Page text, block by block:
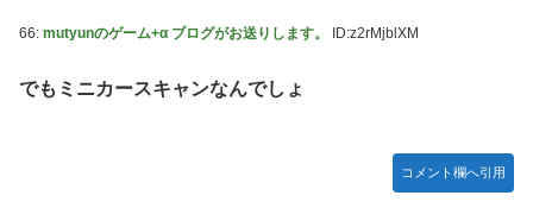
66: mutyunのゲーム+α ブログがお送りします。 ID:z2rMjblXM
でもミニカースキャンなんでしょ
コメント欄へ引用